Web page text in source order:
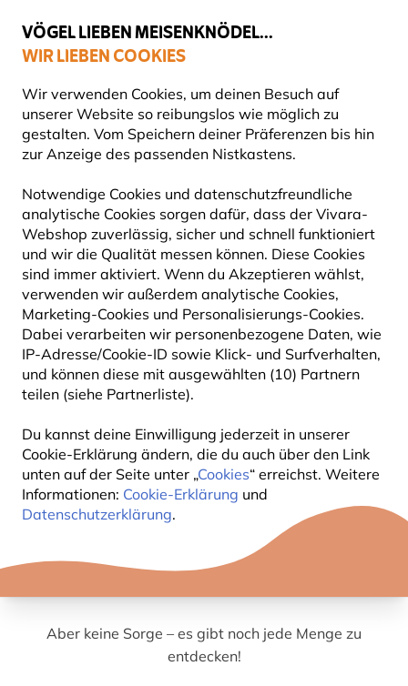
VÖGEL LIEBEN MEISENKNÖDEL...
WIR LIEBEN COOKIES
Wir verwenden Cookies, um deinen Besuch auf
unserer Website so reibungslos wie möglich zu
gestalten. Vom Speichern deiner Präferenzen bis hin
zur Anzeige des passenden Nistkastens.
Notwendige Cookies und datenschutzfreundliche
analytische Cookies sorgen dafür, dass der Vivara-
Webshop zuverlässig, sicher und schnell funktioniert
und wir die Qualität messen können. Diese Cookies
sind immer aktiviert. Wenn du Akzeptieren wählst,
verwenden wir außerdem analytische Cookies,
Marketing-Cookies und Personalisierungs-Cookies.
Dabei verarbeiten wir personenbezogene Daten, wie
IP-Adresse/Cookie-ID sowie Klick- und Surfverhalten,
und können diese mit ausgewählten (10) Partnern
teilen (siehe Partnerliste).
Du kannst deine Einwilligung jederzeit in unserer
Cookie-Erklärung ändern, die du auch über den Link
unten auf der Seite unter „Cookies“ erreichst. Weitere
Informationen: Cookie-Erklärung und
Datenschutzerklärung.
Top-bewertet in 11 Ländern
DIESE SEITE IST AUSGEFLOGEN...
Aber keine Sorge – es gibt noch jede Menge zu
entdecken!